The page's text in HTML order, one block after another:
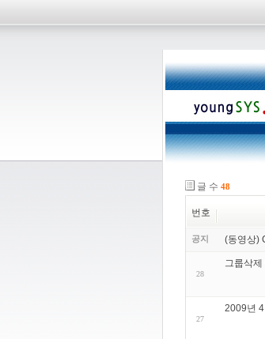
글 수 48
번호
공지 (동영상)
28
그룹삭제
27
2009년